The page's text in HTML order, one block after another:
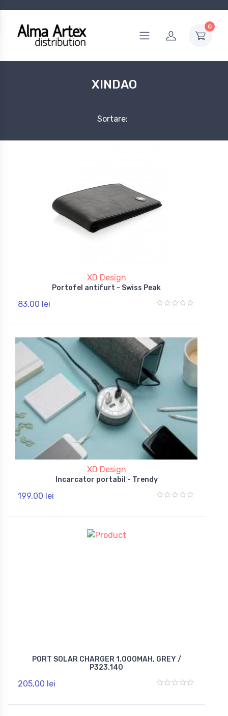
0
XINDAO
Sortare:
XD Design
Portofel antifurt - Swiss Peak
83,00 lei
XD Design
Incarcator portabil - Trendy
199,00 lei
PORT SOLAR CHARGER 1.000MAH, GREY /
P323.140
205,00 lei